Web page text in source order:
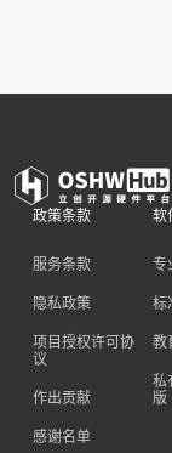
政策条款
服务条款
隐私政策
项目授权许可协
议
作出贡献
感谢名单
软
专
标
教
私
版